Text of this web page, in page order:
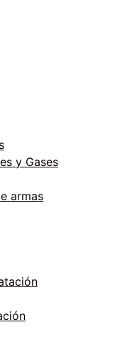
y Gases
armas